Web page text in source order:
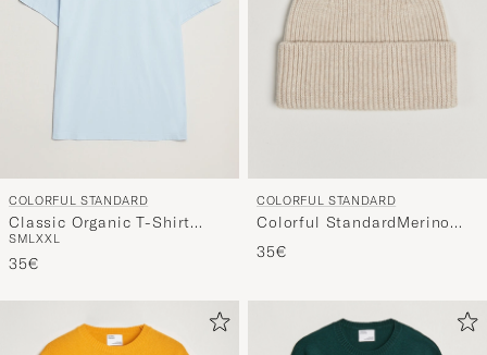
COLORFUL STANDARD
Classic Organic T-Shirt
Polar Blue
SMLXXL
35€
COLORFUL STANDARD
Colorful StandardMerino
Wool BeanieIvory White
35€